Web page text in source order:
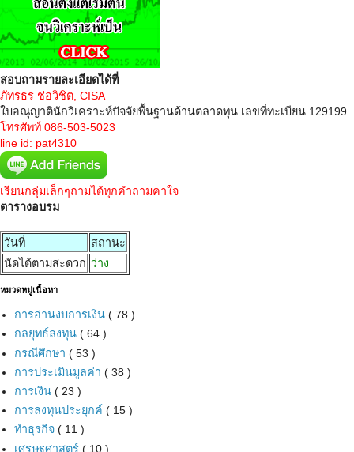
สอบถามรายละเอียดได้ที่
ภัทรธร ช่อวิชิต, CISA
ใบอณุญาตินักวิเคราะห์ปัจจัยพื้นฐานด้านตลาดทุน เลขที่ทะเบียน 129199
โทรศัพท์ 086-503-5023
line id: pat4310
เรียนกลุ่มเล็กๆถามได้ทุกคำถามคาใจ
ตารางอบรม
วันที่
สถานะ
นัดได้ตามสะดวก ว่าง
หมวดหมู่เนื้อหา
การอ่านงบการเงิน ( 78 )
กลยุทธ์ลงทุน ( 64 )
กรณีศึกษา ( 53 )
การประเมินมูลค่า ( 38 )
การเงิน ( 23 )
การลงทุนประยุกค์ ( 15 )
ทำธุรกิจ ( 11 )
เศรษฐศาสตร์ ( 10 )